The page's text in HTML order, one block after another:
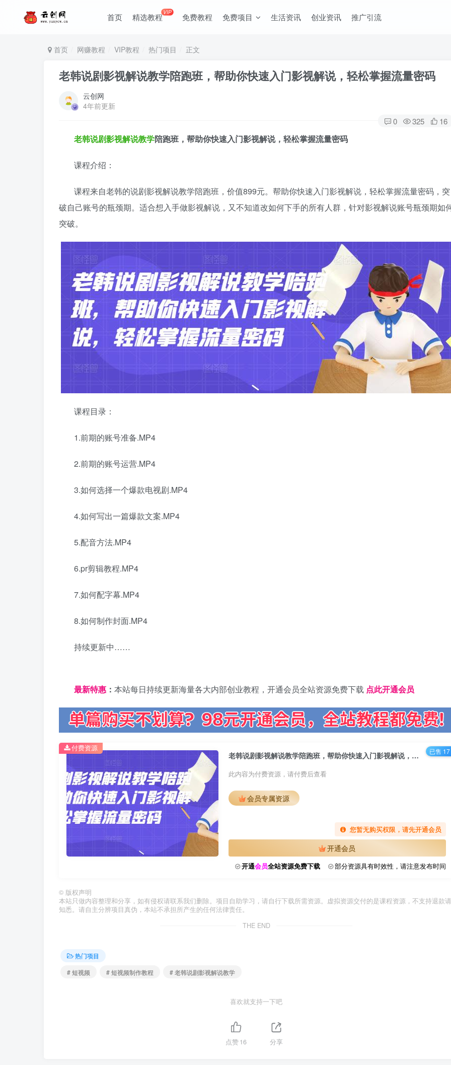
首页 精选教程VIP 免费教程 免费项目 生活资讯 创业资讯 推广引流
首页 网赚教程 VIP教程 热门项目 正文
老韩说剧影视解说教学陪跑班，帮助你快速入门影视解说，轻松掌握流量密码
云创网
4年前更新
0 325 16
老韩说剧影视解说教学陪跑班，帮助你快速入门影视解说，轻松掌握流量密码
课程介绍：
课程来自老韩的说剧影视解说教学陪跑班，价值899元。帮助你快速入门影视解说，轻松掌握流量密码，突
破自己账号的瓶颈期。适合想入手做影视解说，又不知道改如何下手的所有人群，针对影视解说账号瓶颈期如
突破。
课程目录：
1.前期的账号准备.MP4
2.前期的账号运营.MP4
3.如何选择一个爆款电视剧.MP4
4.如何写出一篇爆款文案.MP4
5.配音方法.MP4
6.pr剪辑教程.MP4
7.如何配字幕.MP4
8.如何制作封面.MP4
持续更新中……
最新特惠 ： 本站每日持续更新海量各大内部创业教程，开通会员全站资源免费下载 点此开通会员
老韩说剧影视解说教学陪跑班，帮助你快速入门影视解说，轻松掌握流量密码
此内容为付费资源，请付费后查看
会员专属资源
您暂无购买权限，请先开通会员
开通会员
开通会员全站资源免费下载 部分资源具有时效性，请注意发布时间
付费资源 已售 17
© 版权声明
本站只做内容整理和分享，如有侵权请联系我们删除。项目自助学习，请自行下载所需资源。虚拟资源交付的是课程资源，不支持退款请
知悉。请自主分辨项目真伪，本站不承担所产生的任何法律责任。
THE END
热门项目
# 短视频
# 短视频制作教程 # 老韩说剧影视解说教学
喜欢就支持一下吧
点赞16 分享